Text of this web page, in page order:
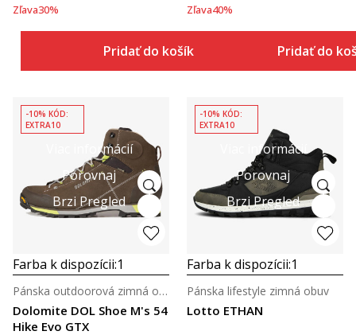
Zľava30%
Pridať do košíka
Zľava40%
Pridať do
Viac informácií
Porovnaj
Brzi Pregled
-10% KÓD:
EXTRA10
Farba k dispozícii:1
Dolomite DOL Shoe M's 54
Hike Evo GTX
Pánska outdoorová zimná obuv
Viac informácií
Porovnaj
Brzi Pregled
-10% KÓD:
EXTRA10
Farba k dispozícii:1
Lotto ETHAN
Pánska lifestyle zimná obuv